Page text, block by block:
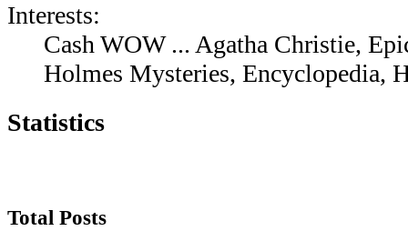
Interests:
Cash WOW ... Agatha Christie,
Holmes Mysteries, Encyclopedia,
Statistics
Total Posts